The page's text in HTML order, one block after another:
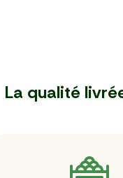
La qualité